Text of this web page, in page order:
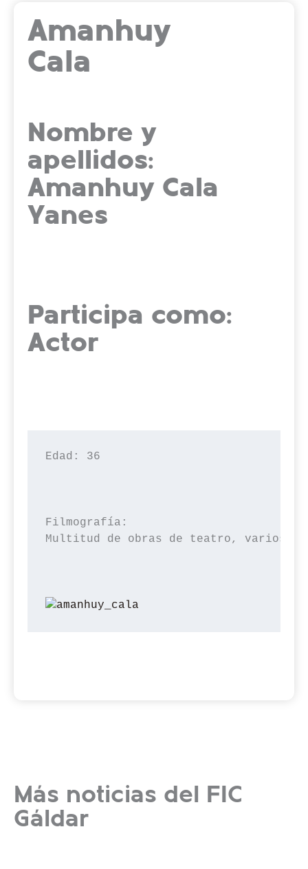
Amanhuy
Cala
Nombre y
apellidos:
Amanhuy Cala
Yanes
Participa como:
Actor
Edad: 36
Filmografía:
Multitud de obras de teatro, varios
Más noticias del FIC
Gáldar